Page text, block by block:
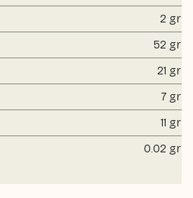
2 gr
52 gr
21 gr
7 gr
11 gr
0.02 gr